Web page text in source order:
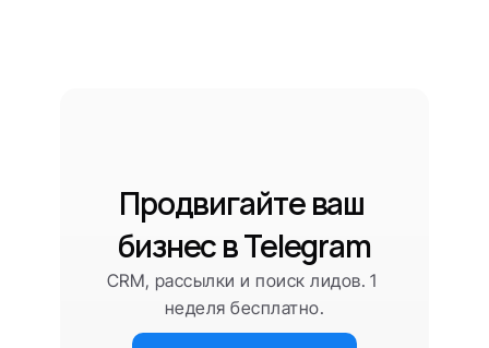
Продвигайте ваш
бизнес в Telegram
CRM, рассылки и поиск лидов. 1
неделя бесплатно.